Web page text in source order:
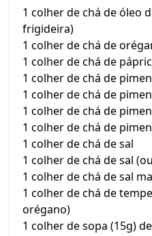
1 colher de chá de óleo
frigideira)
1 colher de chá de
1 colher de chá de
1 colher de chá de
1 colher de chá de
1 colher de chá de
1 colher de chá de
1 colher de chá de sal
1 colher de chá de sal
1 colher de chá de sal
1 colher de chá de
orégano)
1 colher de sopa (15g)